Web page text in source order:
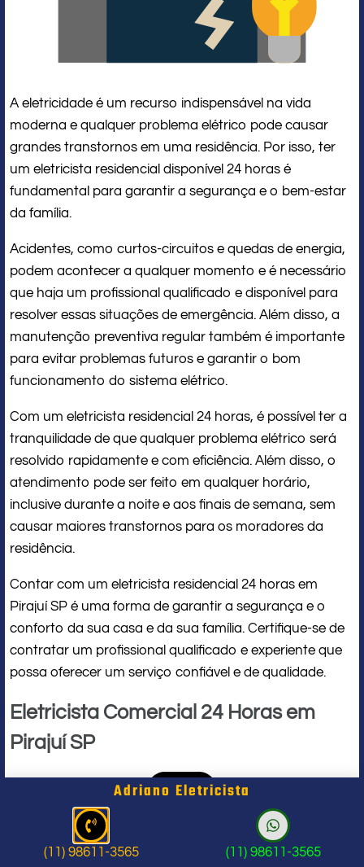
A eletricidade é um recurso indispensável na vida
moderna e qualquer problema elétrico pode causar
grandes transtornos em uma residência. Por isso, ter
um eletricista residencial disponível 24 horas é
fundamental para garantir a segurança e o bem-estar
da família.
Acidentes, como curtos-circuitos e quedas de energia,
podem acontecer a qualquer momento e é necessário
que haja um profissional qualificado e disponível para
resolver essas situações de emergência. Além disso, a
manutenção preventiva regular também é importante
para evitar problemas futuros e garantir o bom
funcionamento do sistema elétrico.
Com um eletricista residencial 24 horas, é possível ter a
tranquilidade de que qualquer problema elétrico será
resolvido rapidamente e com eficiência. Além disso, o
atendimento pode ser feito em qualquer horário,
inclusive durante a noite e aos finais de semana, sem
causar maiores transtornos para os moradores da
residência.
Contar com um eletricista residencial 24 horas em
Pirajuí SP é uma forma de garantir a segurança e o
conforto da sua casa e da sua família. Certifique-se de
contratar um profissional qualificado e experiente que
possa oferecer um serviço confiável e de qualidade.
Eletricista Comercial 24 Horas em
Pirajuí SP
Adriano Eletricista
(11) 98611-3565 (11) 98611-3565